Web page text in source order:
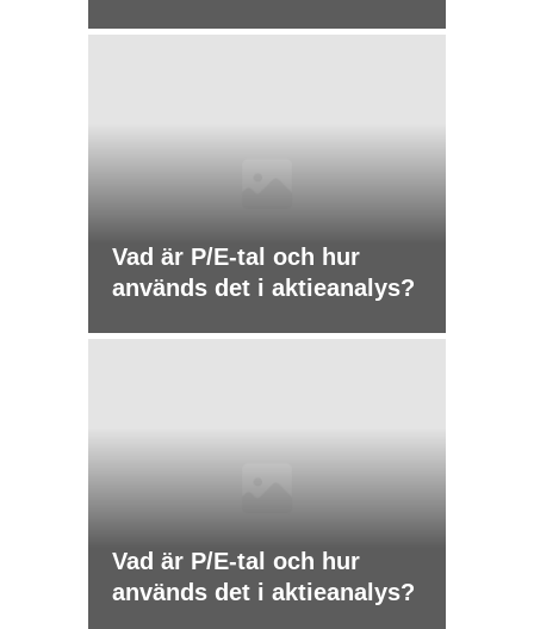
Vad är P/E-tal och hur
används det i aktieanalys?
Vad är P/E-tal och hur
används det i aktieanalys?